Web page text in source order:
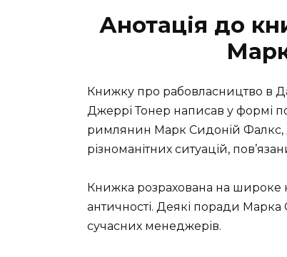
Анотація до
Книжку про рабовласництво в
Джеррі Тонер написав у формі
римлянин Марк Сидоній Фалкс,
різноманітних ситуацій,
Книжка розрахована на широке
античності. Деякі поради
сучасних менеджерів.